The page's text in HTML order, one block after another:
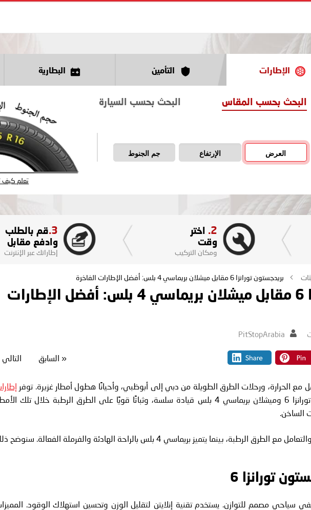
الإطارات التأمين البطارية
البحث بحسب المقاس البحث بحسب السيارة
العرض الإرتفاع جم الجنوط
تعلم كيف
2.
اختر
وقت
ومكان التركيب
3. قم بالطلب
وادفع مقابل
إطاراتك عبر الإنترنت
بريدجستون تورانزا 6 مقابل ميشلان بريماسي 4 بلس: أفضل الإطارات الفاخرة
PitStopArabia
« السابق التالي
مع الحرارة، ورحلات الطرق الطويلة من دبي إلى أبوظبي، وأحيانًا هطول أمطار غزيرة. توفر
مثل بريدجستون تورانزا 6 وميشلان بريماسي 4 بلس قيادة سلسة، وثباتًا قويًا على الطرق الرطبة خلال تلك
الساخن.
يركز تورانزا 6 على توفير الوقود والتعامل مع الطرق الرطبة، بينما يتميز بريماسي 4 بلس بالراحة الهادئة والفرملة الفعالة.
تورانزا 6
6 إطار صيفي سياحي مصمم للتوازن. يستخدم تقنية إنلايتن لتقليل الوزن وتحسين استهلاك الوقود.